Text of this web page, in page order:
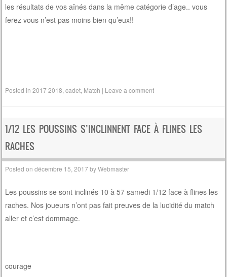
les résultats de vos aînés dans la même catégorie d’age.. vous
ferez vous n’est pas moins bien qu’eux!!
Posted in2017 2018,cadet, Match | Leave a comment
1/12 LES POUSSINS S’INCLINNENT FACE À FLINES LES
RACHES
Posted ondécembre 15, 2017byWebmaster
Les poussins se sont inclinés 10 à 57 samedi 1/12 face à flines les
raches. Nos joueurs n’ont pas fait preuves de la lucidité du match
aller et c’est dommage.
courage